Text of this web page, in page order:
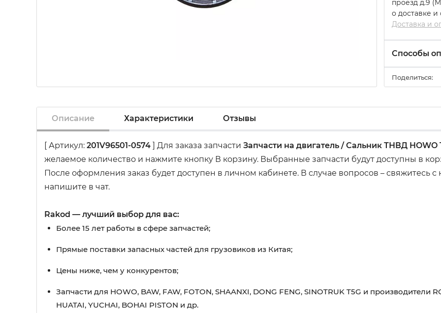
проезд д.9
о доставке
Доставка и
Способы
Поделиться:
Описание Характеристики Отзывы
[ Артикул: 201V96501-0574 ] Для заказа запчасти Запчасти на двигатель / Сальник ТНВД HOWO
желаемое количество и нажмите кнопку В корзину. Выбранные запчасти будут доступны в
После оформления заказ будет доступен в личном кабинете. В случае вопросов – свяжитесь
напишите в чат.
Rakod — лучший выбор для вас:
Более 15 лет работы в сфере запчастей;
Прямые поставки запасных частей для грузовиков из Китая;
Цены ниже, чем у конкурентов;
Запчасти для HOWO, BAW, FAW, FOTON, SHAANXI, DONG FENG, SINOTRUK T5G и производители
HUATAI, YUCHAI, BOHAI PISTON и др.